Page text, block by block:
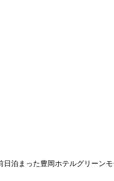
日泊まった豊岡ホテルグリーン